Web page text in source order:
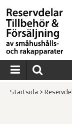
Startsida >